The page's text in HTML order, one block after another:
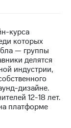
курса
которых
— группы
делятся
индустрии,
дизайне.
12-18 лет.
платформе